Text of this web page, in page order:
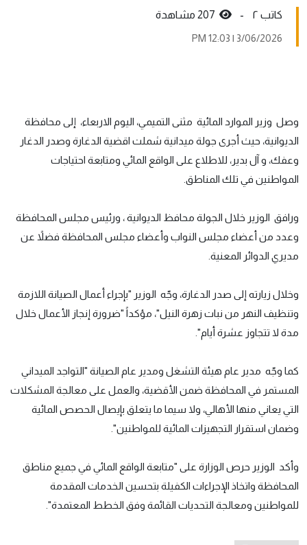
کاتب ٢ -
3/06/2026 | 12:03 PM
وصل وزير الموارد المائية مثنى التميمي، اليوم الاربعاء، إلى محافظة
الديوانية، حيث أجرى جولة ميدانية شملت اقضية الدغارة وصدر الدغار
وعفك، و آل بدير، للاطلاع على الواقع المائي ومتابعة احتياجات
المواطنين في تلك المناطق.
ورافق الوزير خلال الجولة محافظ الديوانية ، ورئيس مجلس المحافظة
وعدد من أعضاء مجلس النواب وأعضاء مجلس المحافظة فضلاً عن
مديري الدوائر المعنية.
وخلال زيارته إلى صدر الدغارة، وجّه الوزير "بإجراء أعمال الصيانة اللازمة
وتنظيف النهر من نبات زهرة النيل"، مؤكداً "ضرورة إنجاز الأعمال خلال
مدة لا تتجاوز عشرة أيام".
كما وجّه مدير عام هيئة التشغل ومدير عام الصيانة "التواجد الميداني
المستمر في المحافظة ضمن الأقضية، والعمل على معالجة المشكلات
التي يعاني منها الأهالي، ولا سيما ما يتعلق بإيصال الحصص المائية
وضمان استقرار التجهيزات المائية للمواطنين".
وأكد الوزير حرص الوزارة على "متابعة الواقع المائي في جميع مناطق
المحافظة واتخاذ الإجراءات الكفيلة بتحسين الخدمات المقدمة
للمواطنين ومعالجة التحديات القائمة وفق الخطط المعتمدة".